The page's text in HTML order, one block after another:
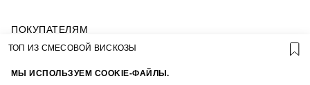
МЫ ИСПОЛЬЗУЕМ COOKIE-ФАЙЛЫ.
ПОКУПАТЕЛЯМ
УСЛОВИЯ ИСПОЛЬЗОВАНИЯ ПОДАРОЧНЫХ
ПОЛИТИКА КОНФИДЕНЦИАЛЬНОСТИ
ТОП ИЗ СМЕСОВОЙ ВИСКОЗЫ